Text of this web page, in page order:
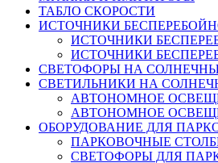
ТАБЛО СКОРОСТИ
ИСТОЧНИКИ
ИСТОЧНИКИ
ИСТОЧНИКИ
СВЕТОФОРЫ НА
СВЕТИЛЬНИКИ НА
АВТОНОМНОЕ
АВТОНОМНОЕ
ОБОРУДОВАНИЕ ДЛЯ
ПАРКОВОЧНЫЕ
СВЕТОФОРЫ ДЛЯ